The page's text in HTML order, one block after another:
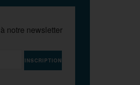
notre newsletter